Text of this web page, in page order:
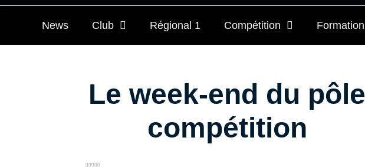
News Club Régional 1 Compétition Formation
Le week-end du pôle
compétition